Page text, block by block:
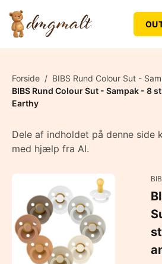
Forside / BIBS Rund Colour Sut -
BIBS Rund Colour Sut - Sampak - 8
Earthy
Dele af indholdet på denne side
med hjælp fra AI.